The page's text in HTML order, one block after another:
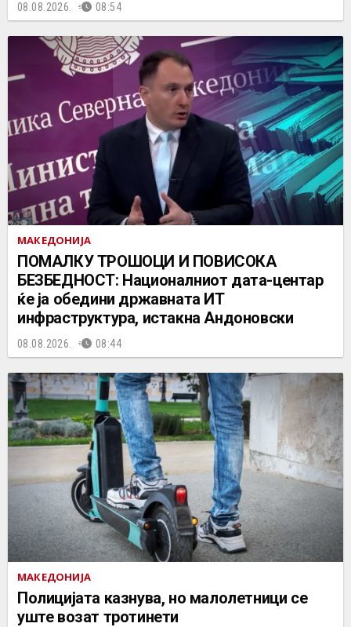
08.08.2026. 08:54
МАКЕДОНИЈА
ПОМАЛКУ ТРОШОЦИ И ПОВИСОКА
БЕЗБЕДНОСТ: Националниот дата-центар
ќе ја обедини државната ИТ
инфраструктура, истакна Андоновски
08.08.2026. 08:44
МАКЕДОНИЈА
Полицијата казнува, но малолетници се
уште возат тротинети